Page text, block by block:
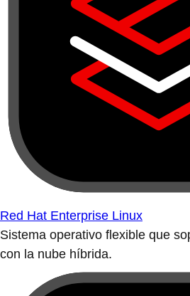
Red Hat Enterprise Linux
Sistema operativo flexible que
con la nube híbrida.